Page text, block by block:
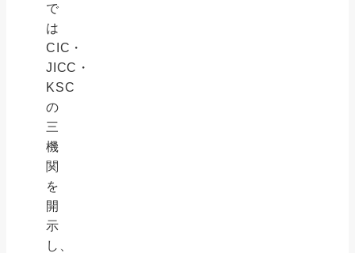
で
は
CIC・
JICC・
KSC
の
三
機
関
を
開
示
し、